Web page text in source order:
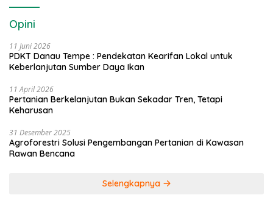
Opini
11 Juni 2026
PDKT Danau Tempe : Pendekatan Kearifan Lokal untuk
Keberlanjutan Sumber Daya Ikan
11 April 2026
Pertanian Berkelanjutan Bukan Sekadar Tren, Tetapi
Keharusan
31 Desember 2025
Agroforestri Solusi Pengembangan Pertanian di Kawasan
Rawan Bencana
Selengkapnya